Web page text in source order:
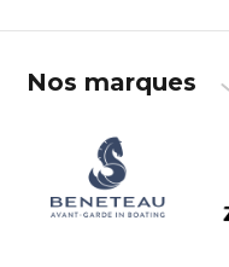
Nos marques